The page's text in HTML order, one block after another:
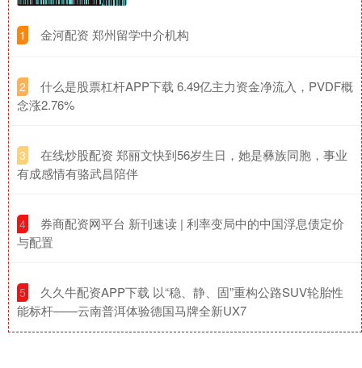
1 ​金河配资 郑州留学中介机构
2
​什么是股票杠杆APP下载 6.49亿主力资金净流入，PVDF概
念涨2.76%
3
​在线炒股配资 郑丽文快到56岁生日，她是彝族同胞，事业
有成感情有骆武昌陪伴
4
​券商配资网平台 新刊速读 | 利率变局中的中国浮息债定价
与配置
5
​久久牛配资APP下载 以“稳、静、固”重构公路SUV轮胎性
能标杆——云南普洱体验德国马牌全新UX7